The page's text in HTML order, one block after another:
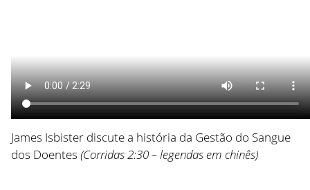
James Isbister discute a história da Gestão do Sangue
dos Doentes (Corridas 2:30 – legendas em chinês)